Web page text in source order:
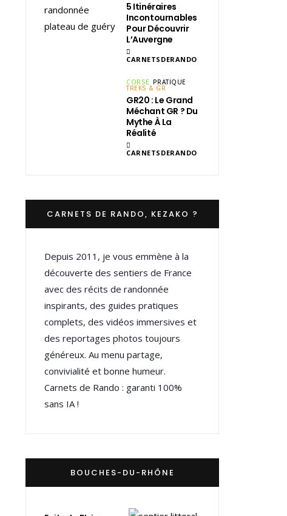
5 Itinéraires
Incontournables
Pour Découvrir
L’Auvergne
CARNETSDERANDO
CORSE PRATIQUE
TREKS & GR
GR20 : Le Grand
Méchant GR ? Du
Mythe À La
Réalité
CARNETSDERANDO
CARNETS DE RANDO, KEZAKO ?
Depuis 2011, je vous emmène à la
découverte des sentiers de France
avec des récits de randonnée
inspirants, des guides pratiques
complets, des vidéos immersives et
des reportages photos toujours
généreux. Au menu partage,
convivialité et bonne humeur.
Carnets de Rando : garanti 100%
sans IA !
BOUCHES-DU-RHÔNE